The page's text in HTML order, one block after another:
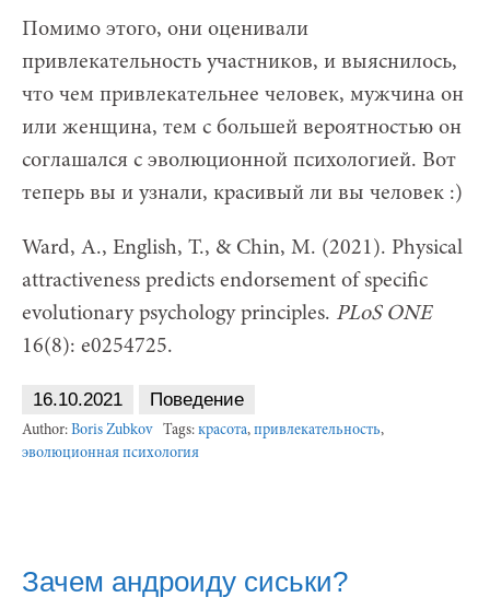
Помимо этого, они оценивали
привлекательность участников, и выяснилось,
что чем привлекательнее человек, мужчина он
или женщина, тем с большей вероятностью он
соглашался с эволюционной психологией. Вот
теперь вы и узнали, красивый ли вы человек :)
Ward, A., English, T., & Chin, M. (2021). Physical
attractiveness predicts endorsement of specific
evolutionary psychology principles. PLoS ONE
16(8): e0254725.
16.10.2021 Поведение
Author: Boris Zubkov Tags: красота, привлекательность,
эволюционная психология
Зачем андроиду сиськи?